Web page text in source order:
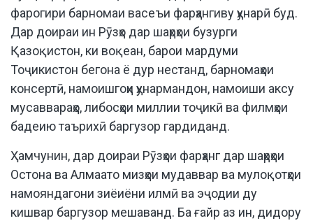
фарогири барномаи васеъи фарҳангиву ҳунарӣ буд.
Дар доираи ин Рӯзҳо дар шаҳрҳои бузурги
Қазоқистон, ки воқеан, барои мардуми
Тоҷикистон бегона ё дур нестанд, барномаҳои
консертӣ, намоишгоҳи ҳунармандон, намоиши аксу
мусаввараҳо, либосҳои миллии тоҷикӣ ва филмҳои
бадеию таърихӣ баргузор гардиданд.
Ҳамчунин, дар доираи Рӯзҳои фарҳанг дар шаҳрҳои
Остона ва Алмаато мизҳои мудаввар ва мулоқотҳои
намояндагони зиёиёни илмӣ ва эҷодии ду
кишвар баргузор мешаванд. Ба ғайр аз ин, дидору